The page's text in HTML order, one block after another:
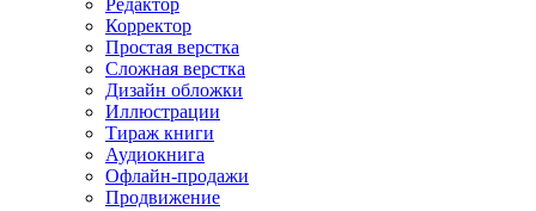
Редактор
Корректор
Простая верстка
Сложная верстка
Дизайн обложки
Иллюстрации
Тираж книги
Аудиокнига
Офлайн-продажи
Продвижение